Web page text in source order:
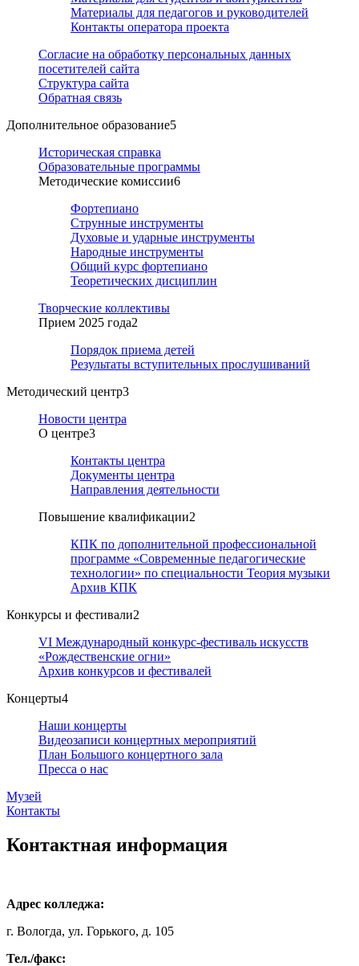
Материалы для педагогов и руководителей
Контакты оператора проекта
Согласие на обработку персональных данных
посетителей сайта
Структура сайта
Обратная связь
Дополнительное образование5
Историческая справка
Образовательные программы
Методические комиссии6
Фортепиано
Струнные инструменты
Духовые и ударные инструменты
Народные инструменты
Общий курс фортепиано
Теоретических дисциплин
Творческие коллективы
Прием 2025 года2
Порядок приема детей
Результаты вступительных прослушиваний
Методический центр3
Новости центра
О центре3
Контакты центра
Документы центра
Направления деятельности
Повышение квалификации2
КПК по дополнительной профессиональной
программе «Современные педагогические
технологии» по специальности Теория музыки
Архив КПК
Конкурсы и фестивали2
VI Международный конкурс-фестиваль искусств
«Рождественские огни»
Архив конкурсов и фестивалей
Концерты4
Наши концерты
Видеозаписи концертных мероприятий
План Большого концертного зала
Пресса о нас
Музей
Контакты
Контактная информация
Адрес колледжа:
г. Вологда, ул. Горького, д. 105
Тел./факс: